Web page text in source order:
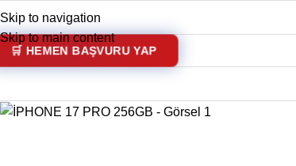
Skip to navigation
Skip to main content
Kredi Kartsız Taksitli Alışveriş Sistemi Nedir?
🛒 HEMEN BAŞVURU YAP